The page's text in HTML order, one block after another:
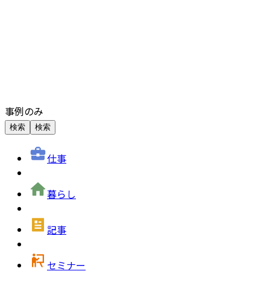
事例のみ
検索 検索
仕事
暮らし
記事
セミナー